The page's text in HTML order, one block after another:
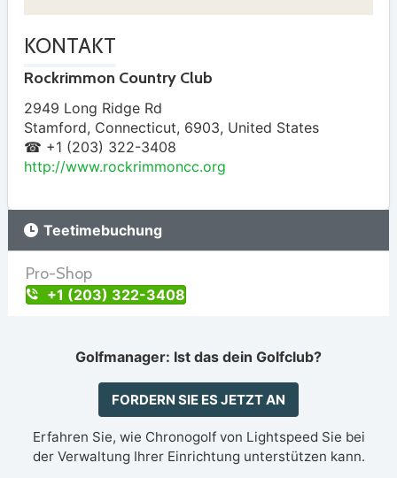
KONTAKT
Rockrimmon Country Club
2949 Long Ridge Rd
Stamford, Connecticut, 6903, United States
☎ +1 (203) 322-3408
http://www.rockrimmoncc.org
Teetimebuchung
Pro-Shop
+1 (203) 322-3408
Golfmanager: Ist das dein Golfclub?
FORDERN SIE ES JETZT AN
Erfahren Sie, wie Chronogolf von Lightspeed Sie bei
der Verwaltung Ihrer Einrichtung unterstützen kann.